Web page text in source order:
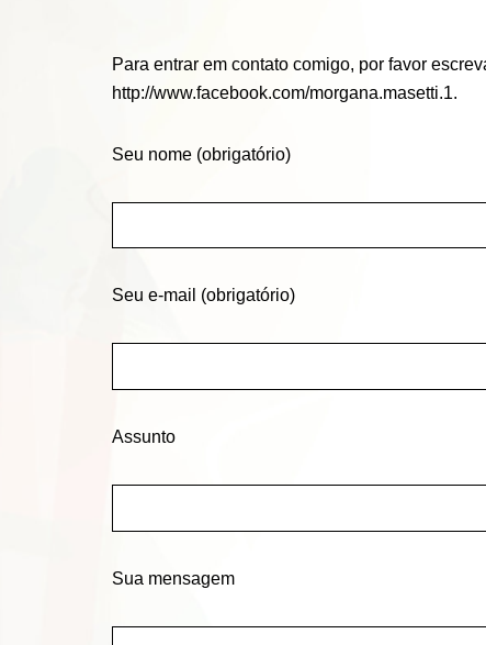
Para entrar em contato comigo, por favor
http://www.facebook.com/morgana.masetti.1.
Seu nome (obrigatório)
Seu e-mail (obrigatório)
Assunto
Sua mensagem